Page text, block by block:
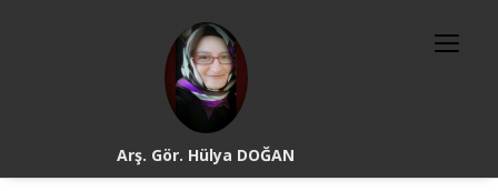
Arş. Gör. Hülya DOĞAN